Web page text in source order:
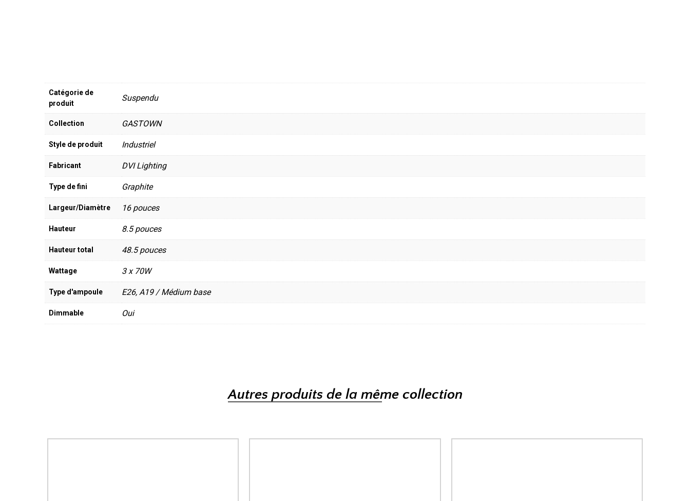
Catégorie de
produit
Suspendu
Collection GASTOWN
Style de produit Industriel
Fabricant DVI Lighting
Type de fini Graphite
Largeur/Diamètre 16 pouces
Hauteur 8.5 pouces
Hauteur total 48.5 pouces
Wattage 3 x 70W
Type d'ampoule E26, A19 / Médium base
Dimmable Oui
Autres produits de la même collection